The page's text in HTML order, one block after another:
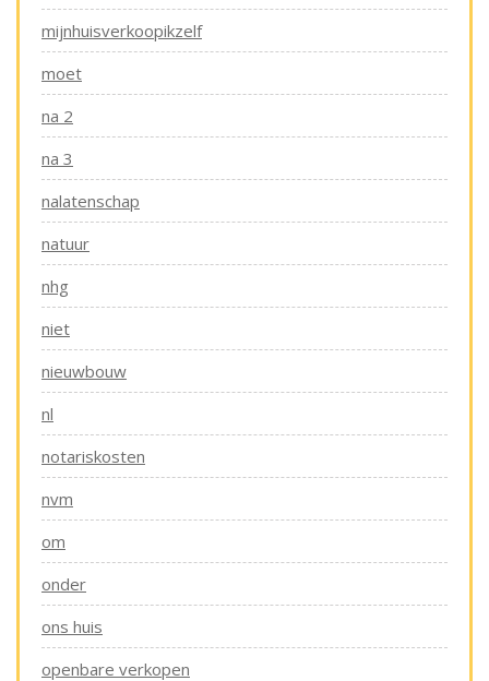
mijnhuisverkoopikzelf
moet
na 2
na 3
nalatenschap
natuur
nhg
niet
nieuwbouw
nl
notariskosten
nvm
om
onder
ons huis
openbare verkopen